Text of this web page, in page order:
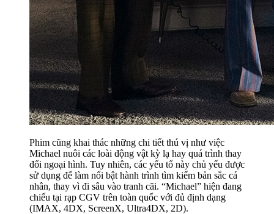
Phim cũng khai thác những chi tiết thú vị như việc
Michael nuôi các loài động vật kỳ lạ hay quá trình thay
đổi ngoại hình. Tuy nhiên, các yếu tố này chủ yếu được
sử dụng để làm nổi bật hành trình tìm kiếm bản sắc cá
nhân, thay vì đi sâu vào tranh cãi. “Michael” hiện đang
chiếu tại rạp CGV trên toàn quốc với đủ định dạng
(IMAX, 4DX, ScreenX, Ultra4DX, 2D).